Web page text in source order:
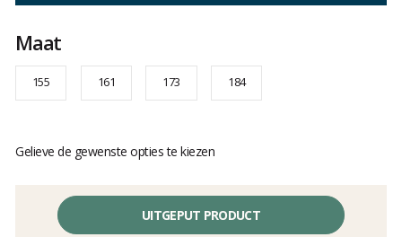
Maat
155 161 173 184
Gelieve de gewenste opties te kiezen
UITGEPUT PRODUCT